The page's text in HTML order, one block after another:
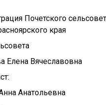
Почетского
края
Елена Вячеславовна
Анатольевна